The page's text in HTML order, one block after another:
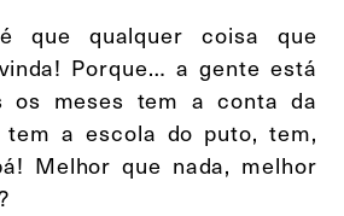
que qualquer coisa que
Porque… a gente está
os meses tem a conta da
a escola do puto, tem,
Melhor que nada, melhor